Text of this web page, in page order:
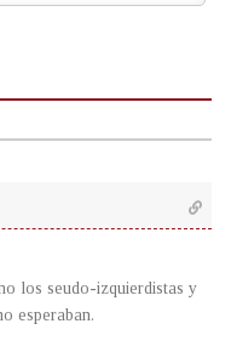
los seudo-izquierdistas y
esperaban.